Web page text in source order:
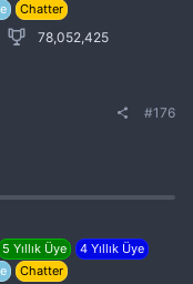
Chatter
78,052,425
#176
5 Yıllık Üye
4 Yıllık Üye
Chatter